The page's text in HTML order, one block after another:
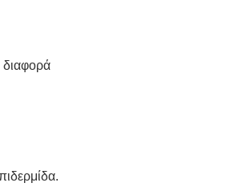
διαφορά